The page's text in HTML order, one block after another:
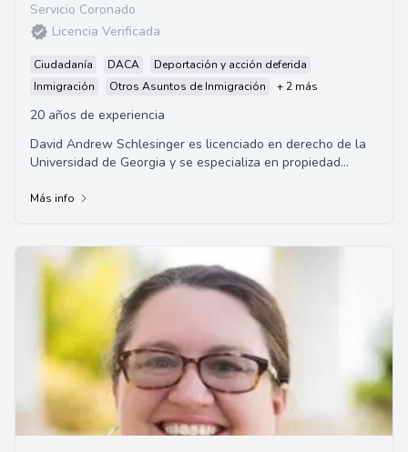
Servicio Coronado
Licencia Verificada
Ciudadanía DACA
Deportación y acción deferida
Inmigración
Otros Asuntos de Inmigración + 2 más
20 años de experiencia
David Andrew Schlesinger es licenciado en derecho de la
Universidad de Georgia y se especializa en propiedad
Más info